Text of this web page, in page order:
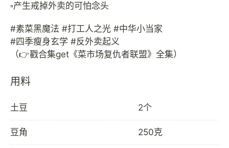
▫️产生戒掉外卖的可怕念头
#素菜黑魔法 #打工人之光 #中华小当家
#四季瘦身玄学 #反外卖起义
用料
土豆 2个
豆角 250克